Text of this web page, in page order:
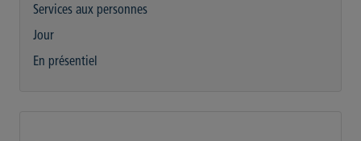
Services aux personnes
Jour
En présentiel